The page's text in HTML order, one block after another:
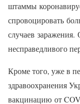
штаммы
спровоцировать
случаев заражения.
несправедливого
Кроме того, уже в
здравоохранения
вакцинацию от